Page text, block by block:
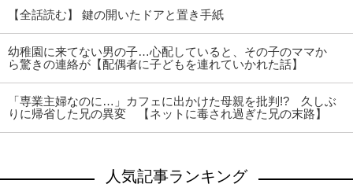
【全話読む】 鍵の開いたドアと置き手紙
幼稚園に来てない男の子…心配していると、その子のママか
ら驚きの連絡が【配偶者に子どもを連れていかれた話】
「専業主婦なのに…」カフェに出かけた母親を批判!? 久しぶ
りに帰省した兄の異変 【ネットに毒され過ぎた兄の末路】
人気記事ランキング